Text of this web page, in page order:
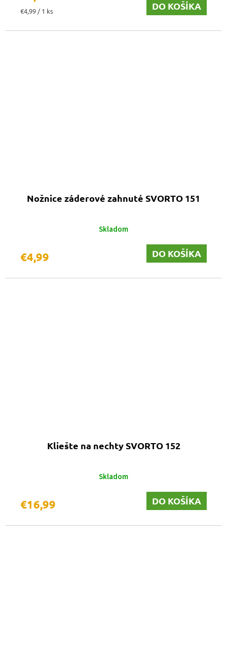
Jednotková
€4,99 / 1 ks DO KOŠÍKA
Nožnice záderové zahnuté SVORTO 151
Skladom
€4,99 DO KOŠÍKA
Kliešte na nechty SVORTO 152
Skladom
€16,99 DO KOŠÍKA